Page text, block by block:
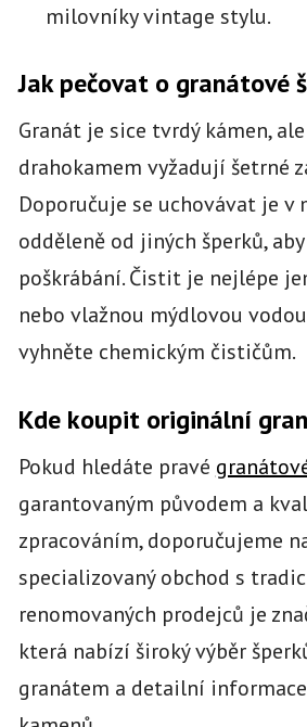
milovníky vintage stylu.
Jak pečovat o granátové
Granát je sice tvrdý kámen,
drahokamem vyžadují šetrné
Doporučuje se uchovávat je v
odděleně od jiných šperků,
poškrábání. Čistit je nejlépe
nebo vlažnou mýdlovou
vyhněte chemickým čističům.
Kde koupit originální
Pokud hledáte pravé
garantovaným původem a
zpracováním, doporučujeme
specializovaný obchod s
renomovaných prodejců je
která nabízí široký výběr
granátem a detailní